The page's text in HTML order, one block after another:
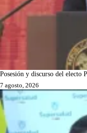
Posesión y discurso del electo
7 agosto, 2026